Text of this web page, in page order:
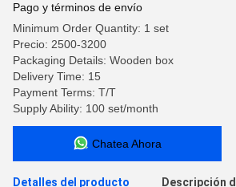
Pago y términos de envío
Minimum Order Quantity: 1 set
Precio: 2500-3200
Packaging Details: Wooden box
Delivery Time: 15
Payment Terms: T/T
Supply Ability: 100 set/month
Chatea Ahora
Detalles del producto Descripción